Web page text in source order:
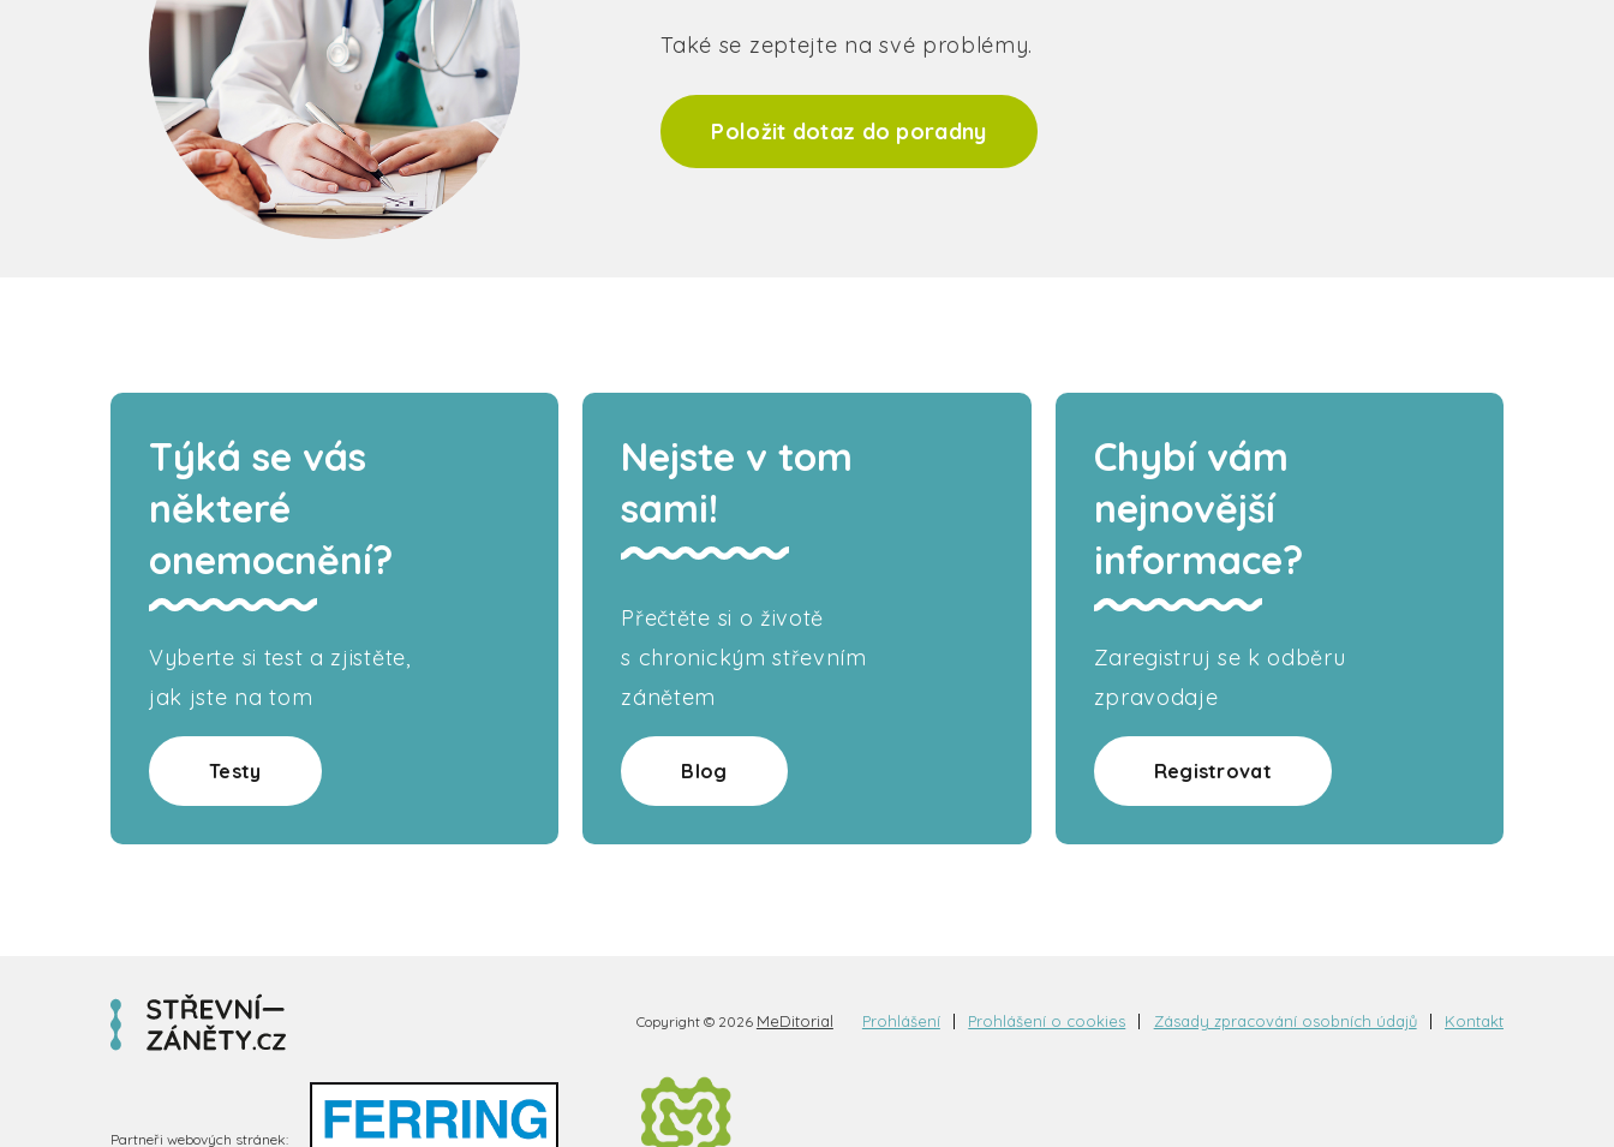
Také se zeptejte na své problémy.
Položit dotaz do poradny
Týká se vás
některé
onemocnění?
Vyberte si test a zjistěte,
jak jste na tom
Testy
Nejste v tom
sami!
Přečtěte si o životě
s chronickým střevním
zánětem
Blog
Chybí vám
nejnovější
informace?
Zaregistruj se k odběru
zpravodaje
Registrovat
Copyright © 2026 MeDitorial Prohlášení Prohlášení o cookies Zásady zpracování osobních údajů Kontakt
Partneři webových stránek: